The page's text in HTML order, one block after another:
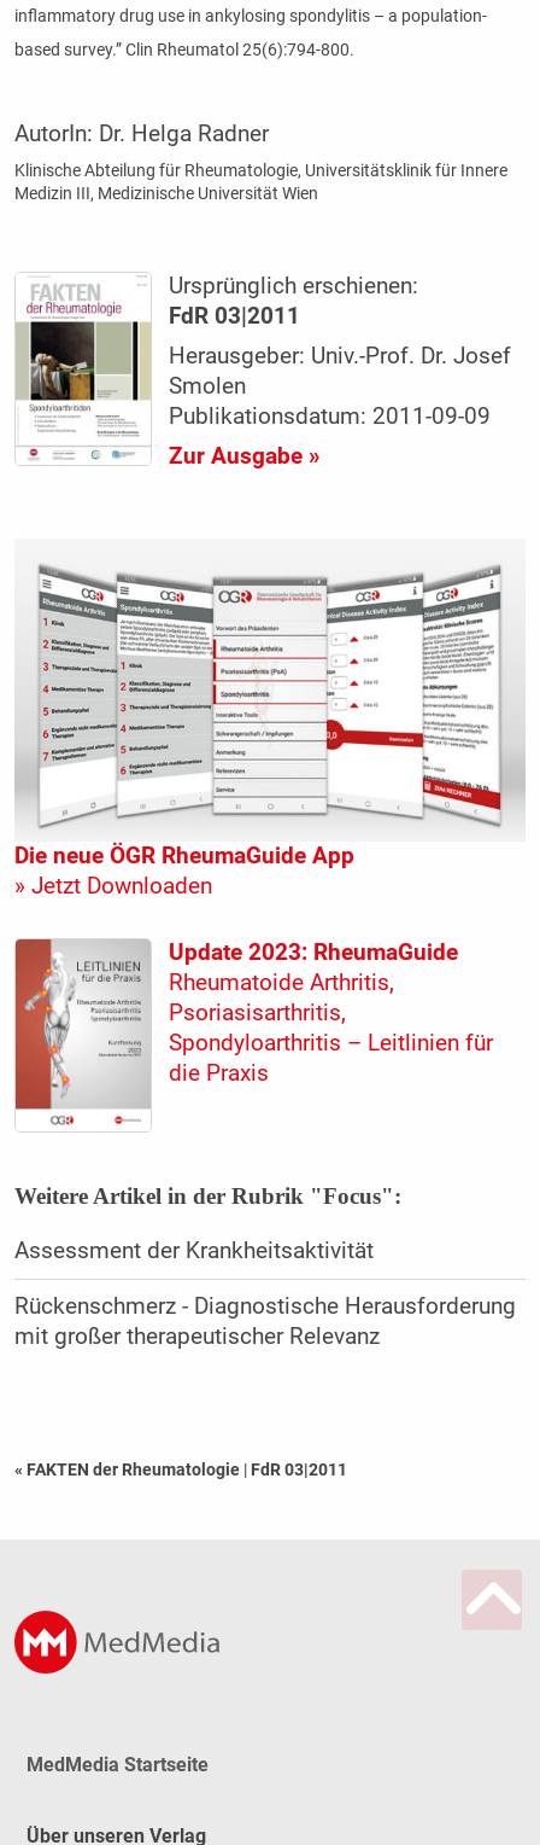
inflammatory drug use in ankylosing spondylitis – a population-
based survey.” Clin Rheumatol 25(6):794-800.
AutorIn: Dr. Helga Radner
Klinische Abteilung für Rheumatologie, Universitätsklinik für Innere
Medizin III, Medizinische Universität Wien
Ursprünglich erschienen:
FdR 03|2011
Herausgeber: Univ.-Prof. Dr. Josef
Smolen
Publikationsdatum: 2011-09-09
Zur Ausgabe »
Die neue ÖGR RheumaGuide App
» Jetzt Downloaden
Update 2023: RheumaGuide
Rheumatoide Arthritis,
Psoriasisarthritis,
Spondyloarthritis – Leitlinien für
die Praxis
Weitere Artikel in der Rubrik "Focus":
Assessment der Krankheitsaktivität
Rückenschmerz - Diagnostische Herausforderung
mit großer therapeutischer Relevanz
« FAKTEN der Rheumatologie | FdR 03|2011
MedMedia Startseite
Über unseren Verlag